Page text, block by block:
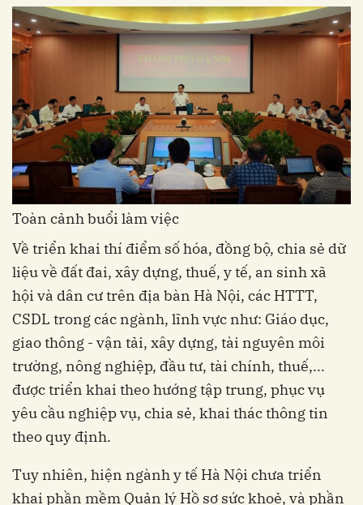
Toàn cảnh buổi làm việc
Về triển khai thí điểm số hóa, đồng bộ, chia sẻ dữ
liệu về đất đai, xây dựng, thuế, y tế, an sinh xã
hội và dân cư trên địa bàn Hà Nội, các HTTT,
CSDL trong các ngành, lĩnh vực như: Giáo dục,
giao thông - vận tải, xây dựng, tài nguyên môi
trường, nông nghiệp, đầu tư, tài chính, thuế,...
được triển khai theo hướng tập trung, phục vụ
yêu cầu nghiệp vụ, chia sẻ, khai thác thông tin
theo quy định.
Tuy nhiên, hiện ngành y tế Hà Nội chưa triển
khai phần mềm Quản lý Hồ sơ sức khoẻ, và phần